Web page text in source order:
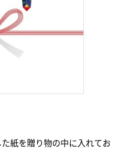
紙を贈り物の中に入れてお